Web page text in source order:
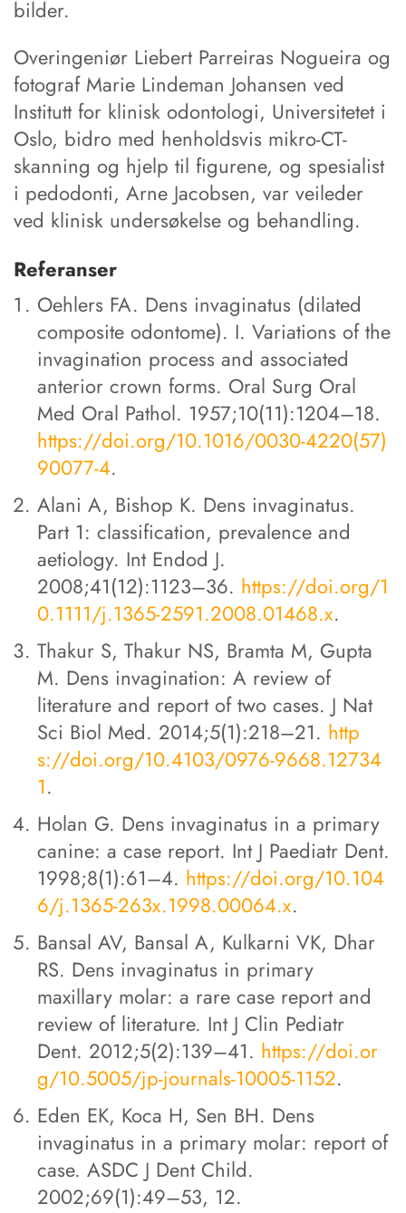
bilder.
Overingeniør Liebert Parreiras Nogueira og
fotograf Marie Lindeman Johansen ved
Institutt for klinisk odontologi, Universitetet i
Oslo, bidro med henholdsvis mikro-CT-
skanning og hjelp til figurene, og spesialist
i pedodonti, Arne Jacobsen, var veileder
ved klinisk undersøkelse og behandling.
Referanser
Oehlers FA. Dens invaginatus (dilated
composite odontome). I. Variations of the
invagination process and associated
anterior crown forms. Oral Surg Oral
Med Oral Pathol. 1957;10(11):1204–18.
https://doi.org/10.1016/0030-4220(57)
90077-4.
Alani A, Bishop K. Dens invaginatus.
Part 1: classification, prevalence and
aetiology. Int Endod J.
2008;41(12):1123–36. https://doi.org/1
0.1111/j.1365-2591.2008.01468.x.
Thakur S, Thakur NS, Bramta M, Gupta
M. Dens invagination: A review of
literature and report of two cases. J Nat
Sci Biol Med. 2014;5(1):218–21. http
s://doi.org/10.4103/0976-9668.12734
1.
Holan G. Dens invaginatus in a primary
canine: a case report. Int J Paediatr Dent.
1998;8(1):61–4. https://doi.org/10.104
6/j.1365-263x.1998.00064.x.
Bansal AV, Bansal A, Kulkarni VK, Dhar
RS. Dens invaginatus in primary
maxillary molar: a rare case report and
review of literature. Int J Clin Pediatr
Dent. 2012;5(2):139–41. https://doi.or
g/10.5005/jp-journals-10005-1152.
Eden EK, Koca H, Sen BH. Dens
invaginatus in a primary molar: report of
case. ASDC J Dent Child.
2002;69(1):49–53, 12.